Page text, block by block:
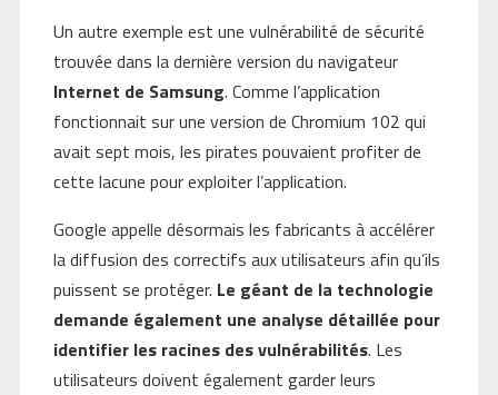
Un autre exemple est une vulnérabilité de sécurité
trouvée dans la dernière version du navigateur
Internet de Samsung. Comme l’application
fonctionnait sur une version de Chromium 102 qui
avait sept mois, les pirates pouvaient profiter de
cette lacune pour exploiter l’application.
Google appelle désormais les fabricants à accélérer
la diffusion des correctifs aux utilisateurs afin qu’ils
puissent se protéger. Le géant de la technologie
demande également une analyse détaillée pour
identifier les racines des vulnérabilités. Les
utilisateurs doivent également garder leurs